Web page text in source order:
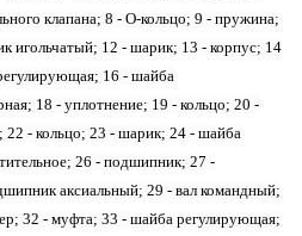
клапана; 8 - О-кольцо; 9 - пружина;
игольчатый; 12 - шарик; 13 - корпус; 14
16 - шайба
18 - уплотнение; 19 - кольцо; 20 -
- кольцо; 23 - шарик; 24 - шайба
26 - подшипник; 27 -
аксиальный; 29 - вал командный;
32 - муфта; 33 - шайба регулирующая;